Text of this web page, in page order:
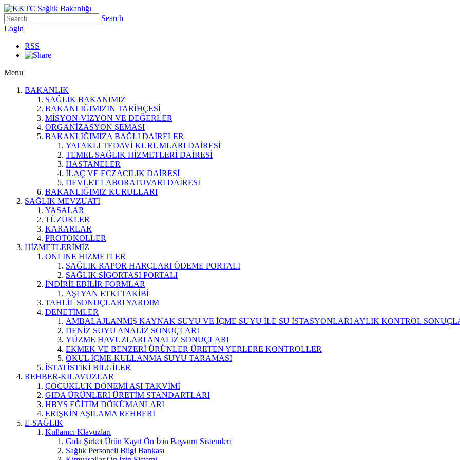
Search
Login
RSS
Menu
BAKANLIK
SAĞLIK BAKANIMIZ
BAKANLIĞIMIZIN TARİHÇESİ
MİSYON-VİZYON VE DEĞERLER
ORGANİZASYON ŞEMASI
BAKANLIĞIMIZA BAĞLI DAİRELER
YATAKLI TEDAVİ KURUMLARI DAİRESİ
TEMEL SAĞLIK HİZMETLERİ DAİRESİ
HASTANELER
İLAÇ VE ECZACILIK DAİRESİ
DEVLET LABORATUVARI DAİRESİ
BAKANLIĞIMIZ KURULLARI
SAĞLIK MEVZUATI
YASALAR
TÜZÜKLER
KARARLAR
PROTOKOLLER
HİZMETLERİMİZ
ONLINE HİZMETLER
SAĞLIK RAPOR HARÇLARI ÖDEME PORTALI
SAĞLIK SİGORTASI PORTALI
İNDİRİLEBİLİR FORMLAR
AŞI YAN ETKİ TAKİBİ
TAHLİL SONUÇLARI YARDIM
DENETİMLER
AMBALAJLANMIŞ KAYNAK SUYU VE İÇME SUYU İLE SU İSTASYONLARI AYLIK KONTROL
DENİZ SUYU ANALİZ SONUÇLARI
YÜZME HAVUZLARI ANALİZ SONUÇLARI
EKMEK VE BENZERİ ÜRÜNLER ÜRETEN YERLERE KONTROLLER
OKUL İÇME-KULLANMA SUYU TARAMASI
İSTATİSTİKİ BİLGİLER
REHBER-KILAVUZLAR
ÇOCUKLUK DÖNEMİ AŞI TAKVİMİ
GIDA ÜRÜNLERİ ÜRETİM STANDARTLARI
HBYS EĞİTİM DÖKÜMANLARI
ERİŞKİN AŞILAMA REHBERİ
E-SAĞLIK
Kullanıcı Klavuzları
Gıda Şirket Ürün Kayıt Ön İzin Başvuru Sistemleri
Sağlık Personeli Bilgi Bankası